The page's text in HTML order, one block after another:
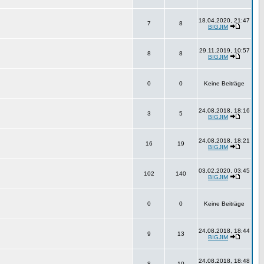
7 8
18.04.2020, 21:47
BIGJIM
8 8
29.11.2019, 10:57
BIGJIM
0 0 Keine Beiträge
3 5
24.08.2018, 18:16
BIGJIM
16 19
24.08.2018, 18:21
BIGJIM
102 140
03.02.2020, 03:45
BIGJIM
0 0 Keine Beiträge
9 13
24.08.2018, 18:44
BIGJIM
24.08.2018, 18:48